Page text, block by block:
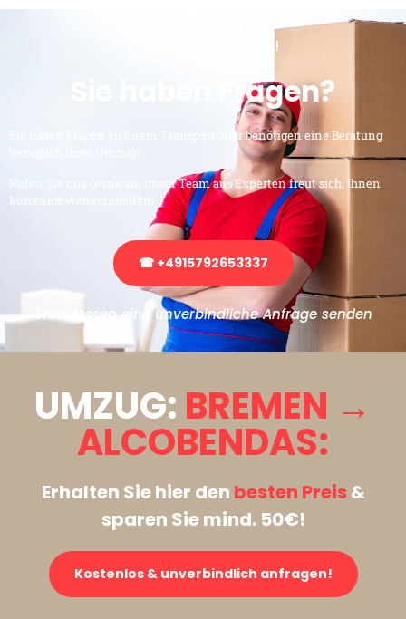
Kostenlose Beratung!
Sie haben Fragen?
Sie haben Fragen zu Ihrem Transport oder benötigen eine Beratung
Rufen Sie uns gerne an, unser Team aus Experten freut sich, Ihnen
kostenlos weiterzuhelfen!
☎ +4915792653337
Stattdessen eine unverbindliche Anfrage senden
UMZUG: BREMEN →
ALCOBENDAS:
Erhalten Sie hier den besten Preis&
sparen Sie mind. 50€!
Kostenlos & unverbindlich anfragen!